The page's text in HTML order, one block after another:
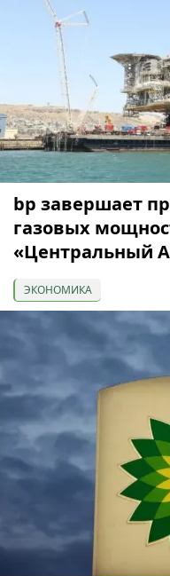
bp завершает
газовых
«Центральный
ЭКОНОМИКА